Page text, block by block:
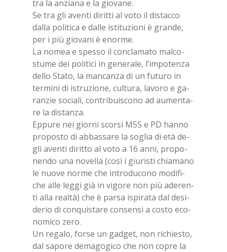
tra la an­zia­na e la gio­va­ne.
Se tra gli aven­ti di­rit­ti al voto il di­stac­co
dal­la po­li­ti­ca e dal­le isti­tu­zio­ni è gran­de,
per i più gio­va­ni è enor­me.
La no­mea e spes­so il con­cla­ma­to mal­co­
stu­me dei po­li­ti­ci in ge­ne­ra­le, l’im­po­ten­za
del­lo Sta­to, la man­can­za di un fu­tu­ro in
ter­mi­ni di istru­zio­ne, cul­tu­ra, la­vo­ro e ga­
ran­zie so­cia­li, con­tri­bui­sco­no ad au­men­ta­
re la di­stan­za.
Ep­pu­re nei gior­ni scor­si M5S e PD han­no
pro­po­sto di ab­bas­sa­re la so­glia di età de­
gli aven­ti di­rit­to al voto a 16 anni, pro­po­
nen­do una no­vel­la (così i giu­ri­sti chia­ma­no
le nuo­ve nor­me che in­tro­du­co­no mo­di­fi­
che alle leg­gi già in vi­go­re non più ade­ren­
ti alla real­tà) che è par­sa ispi­ra­ta dal de­si­
de­rio di con­qui­sta­re con­sen­si a co­sto eco­
no­mi­co zero.
Un re­ga­lo, for­se un gad­get, non ri­chie­sto,
dal sa­po­re de­ma­go­gi­co che non co­pre la